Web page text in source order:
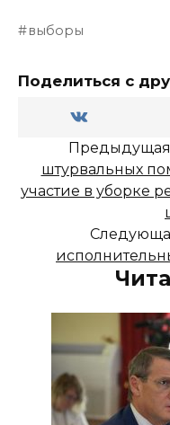
выборы
Поделиться с
Предыдущая
штурвальных
участие в уборке